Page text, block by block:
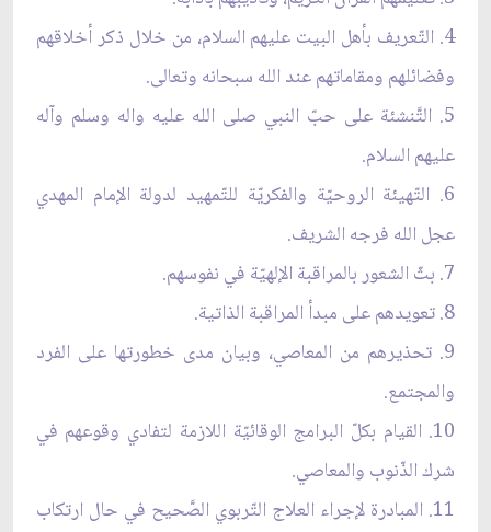
4. التّعريف بأهل البيت عليهم السلام، من خلال ذكر أخلاقهم
وفضائلهم ومقاماتهم عند الله سبحانه وتعالى.
5. التَّنشئة على حبّ النبي صلى الله عليه واله وسلم وآله
عليهم السلام.
6. التّهيئة الروحيّة والفكريّة للتّمهيد لدولة الإمام المهدي
عجل الله فرجه الشريف.
7. بثّ الشعور بالمراقبة الإلهيّة في نفوسهم.
8. تعويدهم على مبدأ المراقبة الذاتية.
9. تحذيرهم من المعاصي، وبيان مدى خطورتها على الفرد
والمجتمع.
10. القيام بكلّ البرامج الوقائيّة اللازمة لتفادي وقوعهم في
شرك الذّنوب والمعاصي.
11. المبادرة لإجراء العلاج التّربوي الصَّحيح في حال ارتكاب